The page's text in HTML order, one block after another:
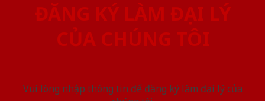
ĐĂNG KÝ LÀM ĐẠI LÝ
CỦA CHÚNG TÔI
Vui lòng nhập thông tin để đăng ký làm đại lý của